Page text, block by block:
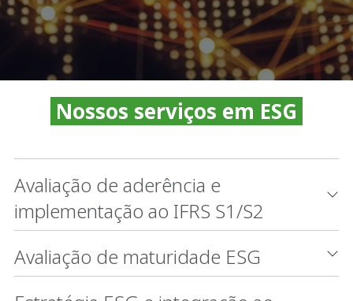
Nossos serviços em ESG
Avaliação de aderência e
implementação ao IFRS S1/S2
Avaliação de maturidade ESG